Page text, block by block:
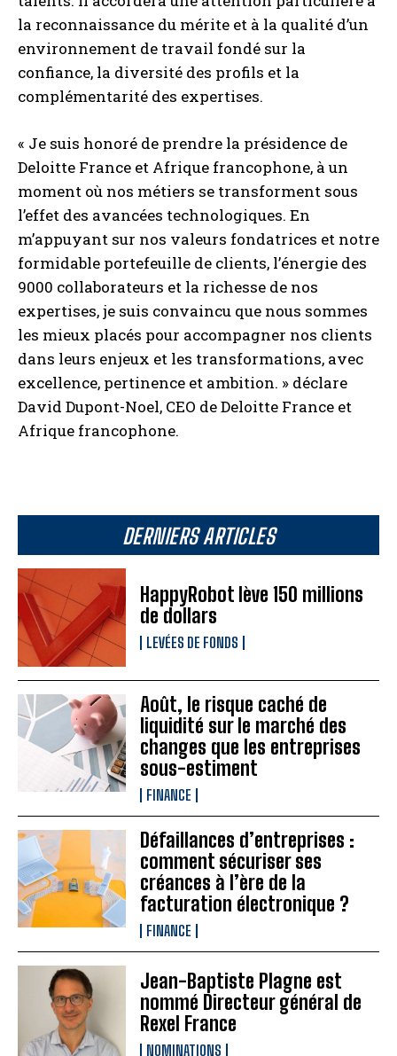
DERNIERS ARTICLES
HappyRobot lève 150 millions
de dollars
LEVÉES DE FONDS
Août, le risque caché de
liquidité sur le marché des
changes que les entreprises
sous-estiment
FINANCE
Défaillances d’entreprises :
comment sécuriser ses
créances à l’ère de la
facturation électronique ?
FINANCE
Jean-Baptiste Plagne est
nommé Directeur général de
Rexel France
NOMINATIONS
la reconnaissance du mérite et à la qualité d’un
environnement de travail fondé sur la
confiance, la diversité des profils et la
complémentarité des expertises.
« Je suis honoré de prendre la présidence de
Deloitte France et Afrique francophone, à un
moment où nos métiers se transforment sous
l’effet des avancées technologiques. En
m’appuyant sur nos valeurs fondatrices et notre
formidable portefeuille de clients, l’énergie des
9000 collaborateurs et la richesse de nos
expertises, je suis convaincu que nous sommes
les mieux placés pour accompagner nos clients
dans leurs enjeux et les transformations, avec
excellence, pertinence et ambition. » déclare
David Dupont-Noel, CEO de Deloitte France et
Afrique francophone.